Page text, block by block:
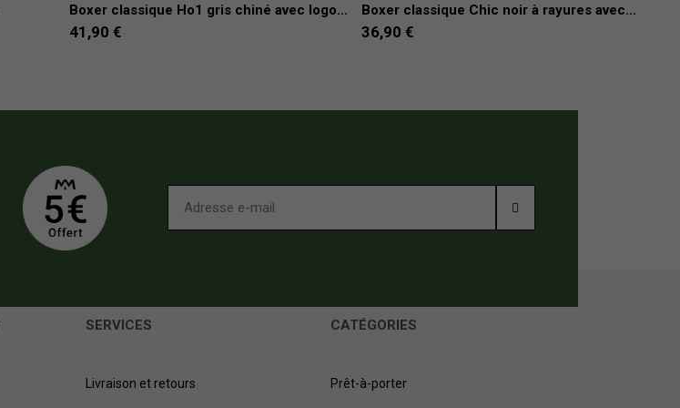
Boxer classique Ho1 gris chiné avec logo...
41,90 €
Boxer classique Chic noir à rayures avec...
36,90 €
SERVICES
Livraison et retours
CATÉGORIES
Prêt-à-porter